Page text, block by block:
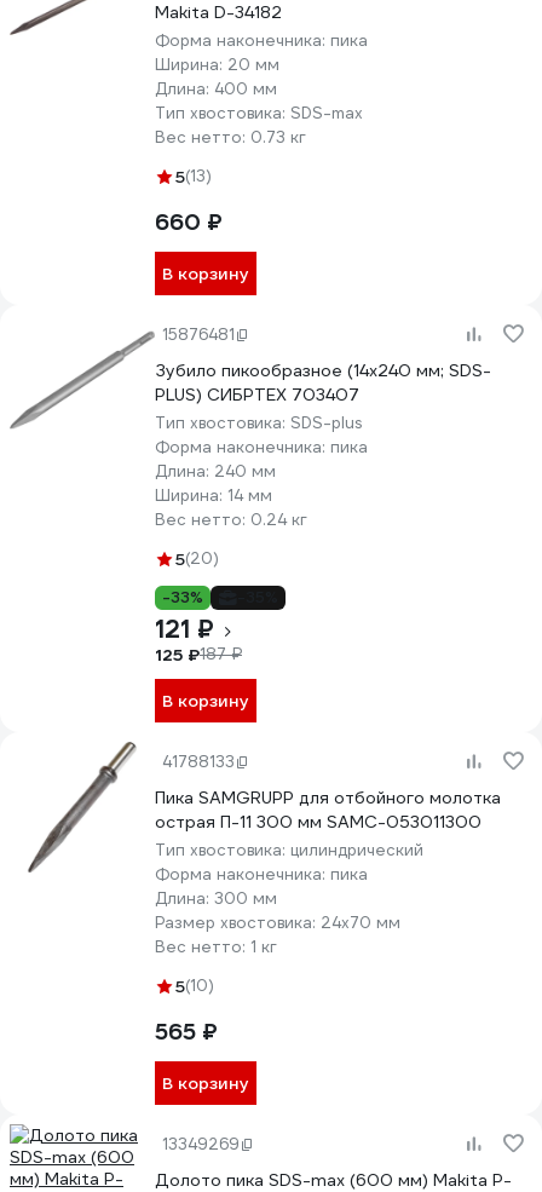
Makita D-34182
Форма наконечника: пика
Ширина: 20 мм
Длина: 400 мм
Тип хвостовика: SDS-max
Вес нетто: 0.73 кг
5(13)
660 ₽
В корзину
15876481
Зубило пикообразное (14х240 мм; SDS-
PLUS) СИБРТЕХ 703407
Тип хвостовика: SDS-plus
Форма наконечника: пика
Длина: 240 мм
Ширина: 14 мм
Вес нетто: 0.24 кг
5(20)
-33%
121 ₽
125 ₽187 ₽
В корзину
41788133
Пика SAMGRUPP для отбойного молотка
острая П-11 300 мм SAMC-053011300
Тип хвостовика: цилиндрический
Форма наконечника: пика
Длина: 300 мм
Размер хвостовика: 24х70 мм
Вес нетто: 1 кг
5(10)
565 ₽
В корзину
13349269
Долото пика SDS-max (600 мм) Makita P-